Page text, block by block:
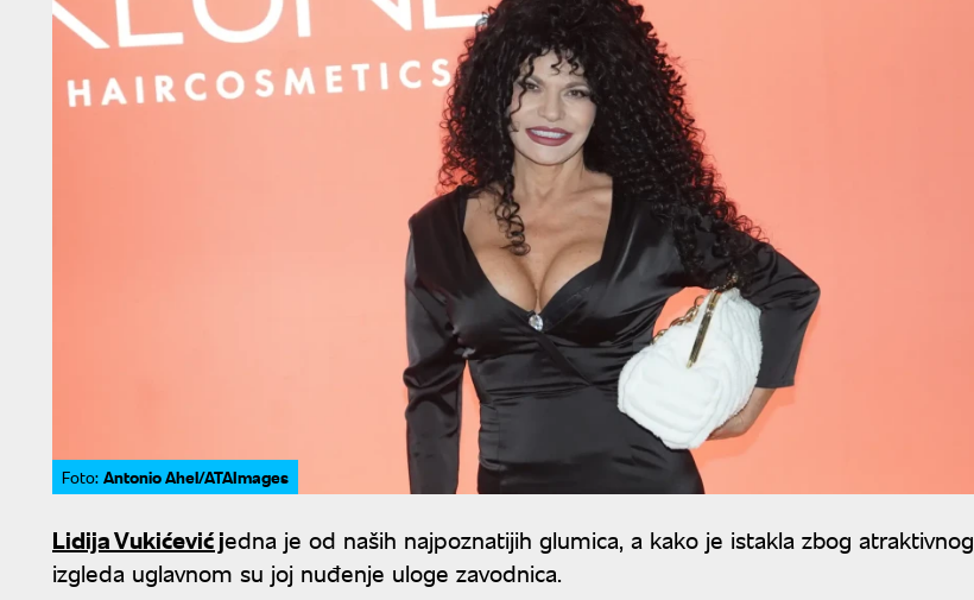
Foto: Antonio Ahel/ATAImages
Lidija Vukićević jedna je od naših najpoznatijih glumica, a kako je istakla zbog atraktivnog
izgleda uglavnom su joj nuđenje uloge zavodnica.